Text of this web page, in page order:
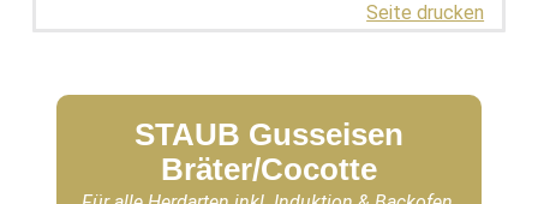
Seite drucken
STAUB Gusseisen
Bräter/Cocotte